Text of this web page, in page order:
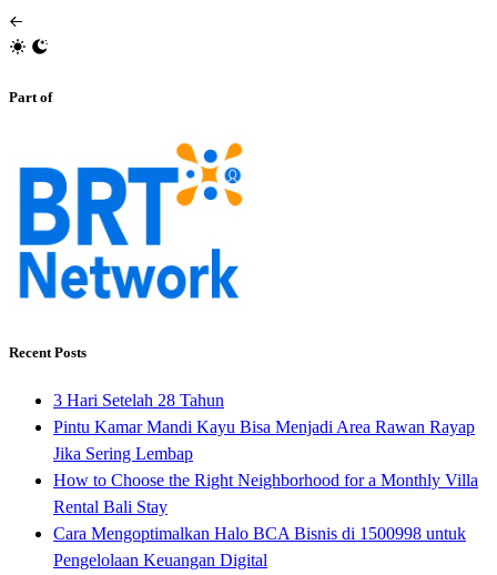
Part of
Recent Posts
3 Hari Setelah 28 Tahun
Pintu Kamar Mandi Kayu Bisa Menjadi Area Rawan Rayap
Jika Sering Lembap
How to Choose the Right Neighborhood for a Monthly Villa
Rental Bali Stay
Cara Mengoptimalkan Halo BCA Bisnis di 1500998 untuk
Pengelolaan Keuangan Digital